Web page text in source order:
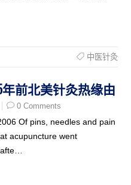
中医针灸
年前北美针灸热缘由
0 Comments
Of pins, needles and pain
acupuncture went